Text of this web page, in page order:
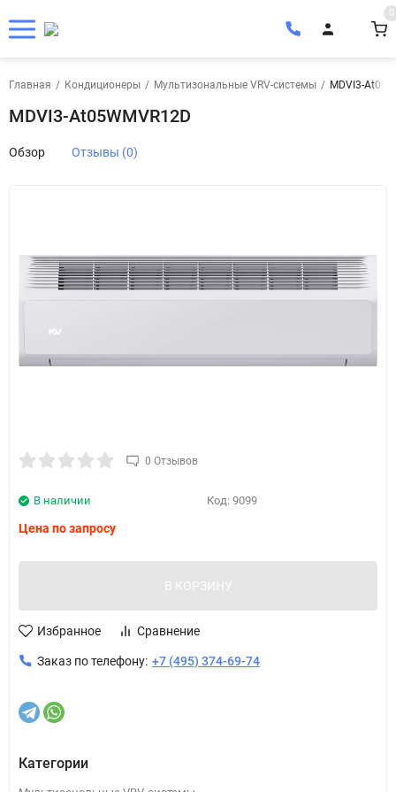
0
Главная / Кондиционеры / Мультизональные VRV-системы / MDVI3-
MDVI3-At05WMVR12D
Обзор Отзывы (0)
0 Отзывов
Код: 9099
В наличии
Цена по запросу
В КОРЗИНУ
Избранное Сравнение
Заказ по телефону: +7 (495) 374-69-74
Категории